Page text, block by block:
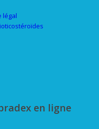
légal
en ligne